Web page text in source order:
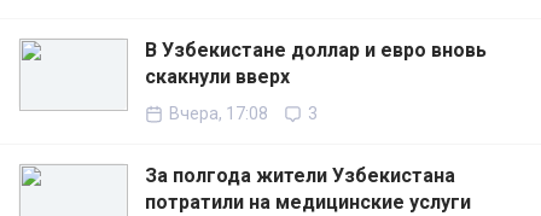
В Узбекистане доллар и евро вновь
скакнули вверх
Вчера, 17:08 3
За полгода жители Узбекистана
потратили на медицинские услуги